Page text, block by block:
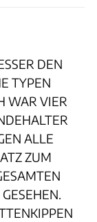
DEN
TYPEN
WAR VIER
ALLE
ZUM